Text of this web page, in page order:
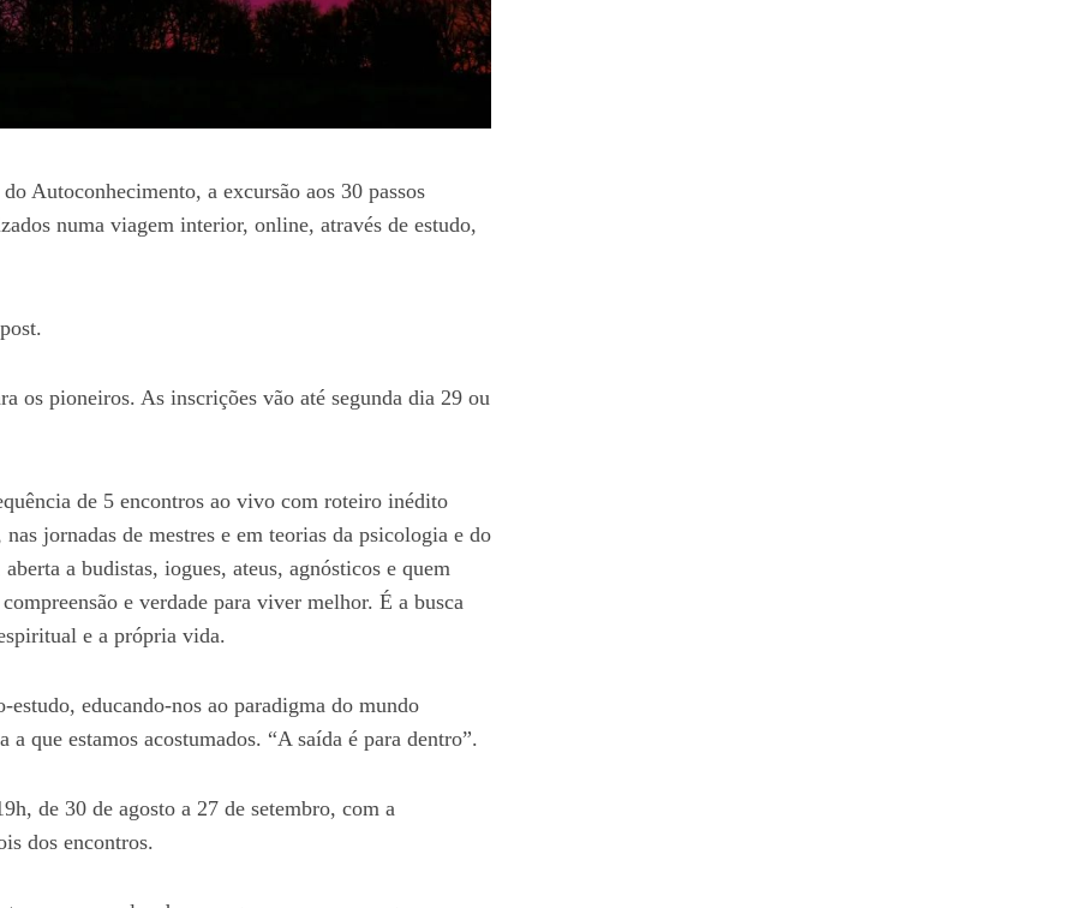
Autoconhecimento, a excursão aos 30 passos
numa viagem interior, online, através de estudo,
os pioneiros. As inscrições vão até segunda dia 29 ou
de 5 encontros ao vivo com roteiro inédito
jornadas de mestres e em teorias da psicologia e do
a budistas, iogues, ateus, agnósticos e quem
e verdade para viver melhor. É a busca
e a própria vida.
educando-nos ao paradigma do mundo
que estamos acostumados. “A saída é para dentro”.
de 30 de agosto a 27 de setembro, com a
dos encontros.